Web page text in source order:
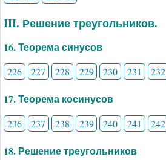
III. Решение треугольников.
16. Теорема синусов
226 227 228 229 230 231 232
17. Теорема косинусов
236 237 238 239 240 241 242
18. Решение треугольников